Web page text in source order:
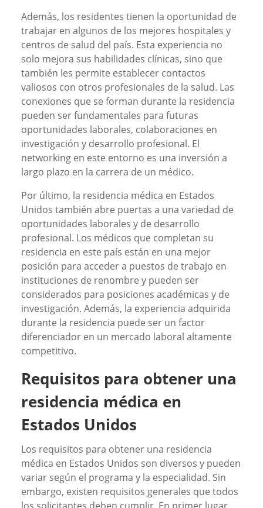
Además, los residentes tienen la oportunidad de
trabajar en algunos de los mejores hospitales y
centros de salud del país. Esta experiencia no
solo mejora sus habilidades clínicas, sino que
también les permite establecer contactos
valiosos con otros profesionales de la salud. Las
conexiones que se forman durante la residencia
pueden ser fundamentales para futuras
oportunidades laborales, colaboraciones en
investigación y desarrollo profesional. El
networking en este entorno es una inversión a
largo plazo en la carrera de un médico.
Por último, la residencia médica en Estados
Unidos también abre puertas a una variedad de
oportunidades laborales y de desarrollo
profesional. Los médicos que completan su
residencia en este país están en una mejor
posición para acceder a puestos de trabajo en
instituciones de renombre y pueden ser
considerados para posiciones académicas y de
investigación. Además, la experiencia adquirida
durante la residencia puede ser un factor
diferenciador en un mercado laboral altamente
competitivo.
Requisitos para obtener una
residencia médica en
Estados Unidos
Los requisitos para obtener una residencia
médica en Estados Unidos son diversos y pueden
variar según el programa y la especialidad. Sin
embargo, existen requisitos generales que todos
los solicitantes deben cumplir. En primer lugar,